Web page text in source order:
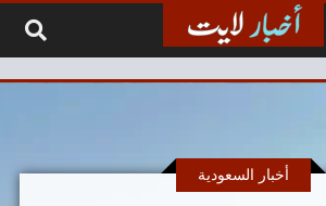
أخبار السعودية